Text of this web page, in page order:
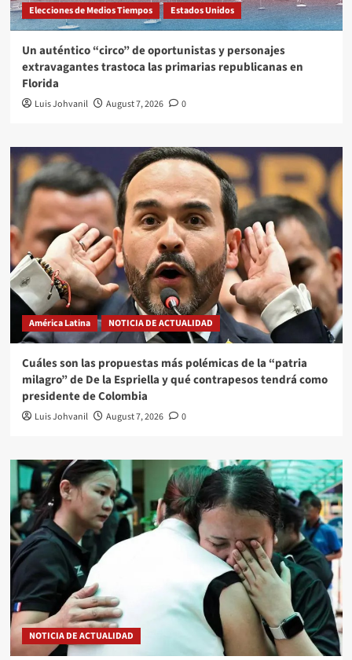
Elecciones de Medios Tiempos Estados Unidos
Un auténtico “circo” de oportunistas y personajes
extravagantes trastoca las primarias republicanas en
Florida
Luis Johvanil August 7, 2026 0
América Latina NOTICIA DE ACTUALIDAD
Cuáles son las propuestas más polémicas de la “patria
milagro” de De la Espriella y qué contrapesos tendrá como
presidente de Colombia
Luis Johvanil August 7, 2026 0
NOTICIA DE ACTUALIDAD